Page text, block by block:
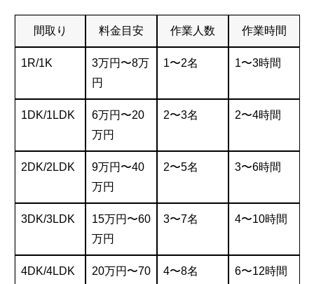
間取り 料金目安 作業人数 作業時間
1R/1K
3万円〜8万
円
1〜2名 1〜3時間
1DK/1LDK
6万円〜20
万円
2〜3名 2〜4時間
2DK/2LDK
9万円〜40
万円
2〜5名 3〜6時間
3DK/3LDK
15万円〜60
万円
3〜7名 4〜10時間
4DK/4LDK
20万円〜70
4〜8名 6〜12時間